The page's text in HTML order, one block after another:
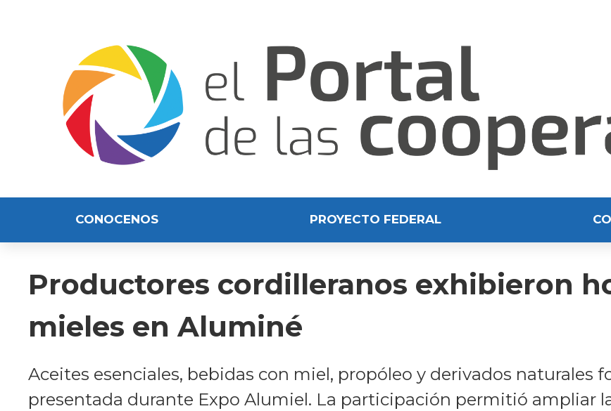
CONOCENOS PROYECTO FEDERAL
Productores cordilleranos exhibieron
mieles en Aluminé
Aceites esenciales, bebidas con miel, propóleo y derivados naturales
presentada durante Expo Alumiel. La participación permitió ampliar